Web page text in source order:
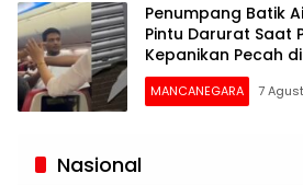
Penumpang Batik
Pintu Darurat Saat
Kepanikan Pecah
MANCANEGARA 7
Siaran
Nasional